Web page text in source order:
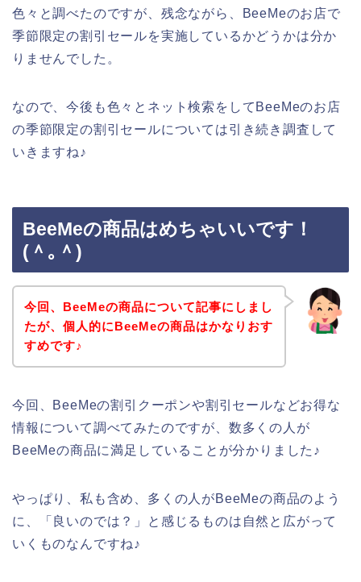
色々と調べたのですが、残念ながら、BeeMeのお店で
季節限定の割引セールを実施しているかどうかは分か
りませんでした。
なので、今後も色々とネット検索をしてBeeMeのお店
の季節限定の割引セールについては引き続き調査して
いきますね♪
BeeMeの商品はめちゃいいです！
(＾｡＾)
今回、BeeMeの商品について記事にしまし
たが、個人的にBeeMeの商品はかなりおす
すめです♪
今回、BeeMeの割引クーポンや割引セールなどお得な
情報について調べてみたのですが、数多くの人が
BeeMeの商品に満足していることが分かりました♪
やっぱり、私も含め、多くの人がBeeMeの商品のよう
に、「良いのでは？」と感じるものは自然と広がって
いくものなんですね♪